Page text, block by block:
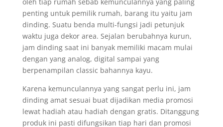
penting untuk pemilik rumah, barang itu yaitu jam
dinding. Suatu benda multi-fungsi jadi petunjuk
waktu juga dekor area. Sejalan berubahnya kurun,
jam dinding saat ini banyak memiliki macam mulai
dengan yang analog, digital sampai yang
berpenampilan classic bahannya kayu.
Karena kemunculannya yang sangat perlu ini, jam
dinding amat sesuai buat dijadikan media promosi
lewat hadiah atau hadiah dengan gratis. Ditanggung
produk ini pasti difungsikan tiap hari dan promosi